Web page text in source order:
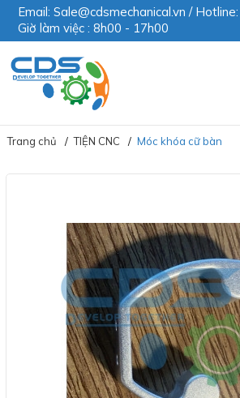
Email: Sale@cdsmechanical.vn /
Giờ làm việc : 8h00 - 17h00
Trang chủ TIỆN CNC Móc khóa cữ bàn